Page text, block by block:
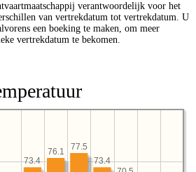
verantwoordelijk voor het
van vertrekdatum tot vertrekdatum. U
een boeking te maken, om meer
vertrekdatum te bekomen.